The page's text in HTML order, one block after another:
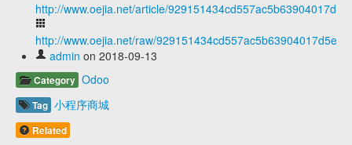
http://www.oejia.net/article/
http://www.oejia.net/raw/
admin on 2018-09-13
Category Odoo
Tag 小程序商城
Related